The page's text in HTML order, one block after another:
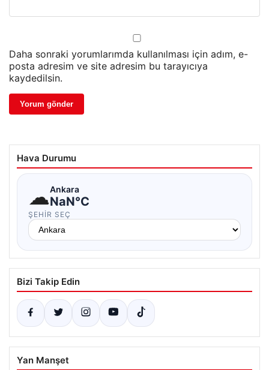
Daha sonraki yorumlarımda kullanılması için adım, e-
posta adresim ve site adresim bu tarayıcıya
kaydedilsin.
Hava Durumu
☁Ankara
NaN°C
ŞEHIR SEÇ
Bizi Takip Edin
Yan Manşet